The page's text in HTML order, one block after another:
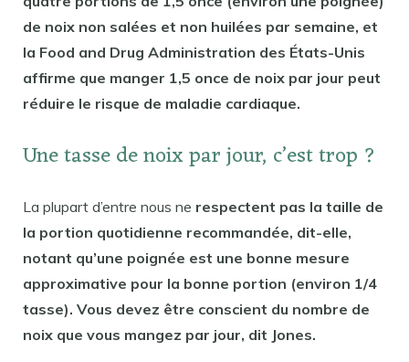
de noix non salées et non huilées par semaine, et
la Food and Drug Administration des États-Unis
affirme que manger 1,5 once de noix par jour peut
réduire le risque de maladie cardiaque.
Une tasse de noix par jour, c’est trop ?
La plupart d’entre nous ne respectent pas la taille de
la portion quotidienne recommandée, dit-elle,
notant qu’une poignée est une bonne mesure
approximative pour la bonne portion (environ 1/4
tasse). Vous devez être conscient du nombre de
noix que vous mangez par jour, dit Jones.